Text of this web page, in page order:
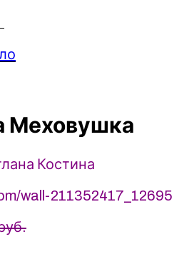
Меховушка
Костина
wall-211352417_12695